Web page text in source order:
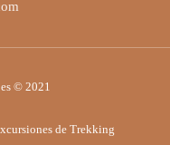
© 2021
de Trekking